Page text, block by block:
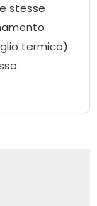
stesse
termico)